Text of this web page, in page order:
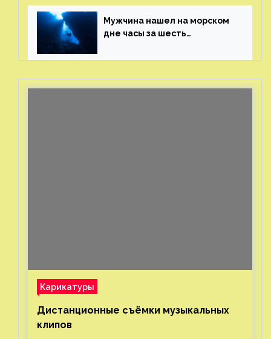
генерала
Мужчина нашел на морском
дне часы за шесть
с помощью пластиковых
Карикатуры
Дистанционные съёмки музыкальных
клипов⁠⁠